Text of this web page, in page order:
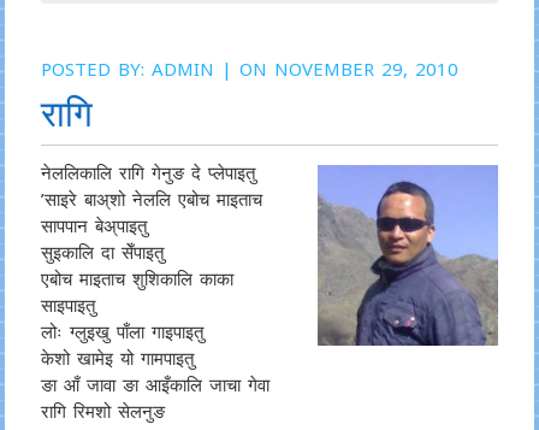
POSTED BY: ADMIN | ON NOVEMBER 29, 2010
रागि
नेललिकालि रागि गेनुङ दे प्लेपाइतु
’साइरे बाअ्शो नेललि एबोच माइताच
सापपान बेअ्पाइतु
सुइकालि दा सेँपाइतु
एबोच माइताच शुशिकालि काका
साइपाइतु
लोः ग्लुइखु पाँला गाइपाइतु
केशो खामेइ यो गामपाइतु
ङा आँ जावा ङा आइँकालि जाचा गेवा
रागि रिमशो सेलनुङ